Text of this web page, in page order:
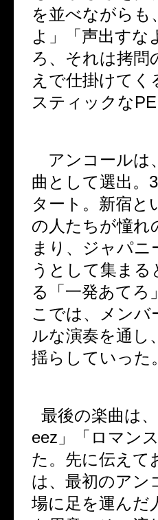
を並べながらも
よ」「声出すな
ろ、それは拷問
えで仕掛けて
スティックな
アンコールは
曲として選出。 3
タート。新宿と
の人たちが憧れ
まり、ジャパ
うとして集ま
る「一発あてろ
こでは、メンバ
ルな演奏を通し
揺らしていった。
最後の楽曲は、
eez 」「ロマン
た。先に伝えて
は、最初のアン
場に足を運んだ